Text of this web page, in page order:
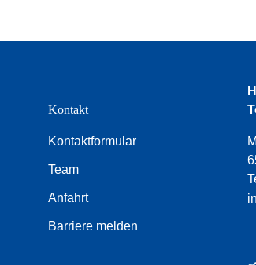
Kontakt
Kontaktformular
Team
Anfahrt
Barriere melden